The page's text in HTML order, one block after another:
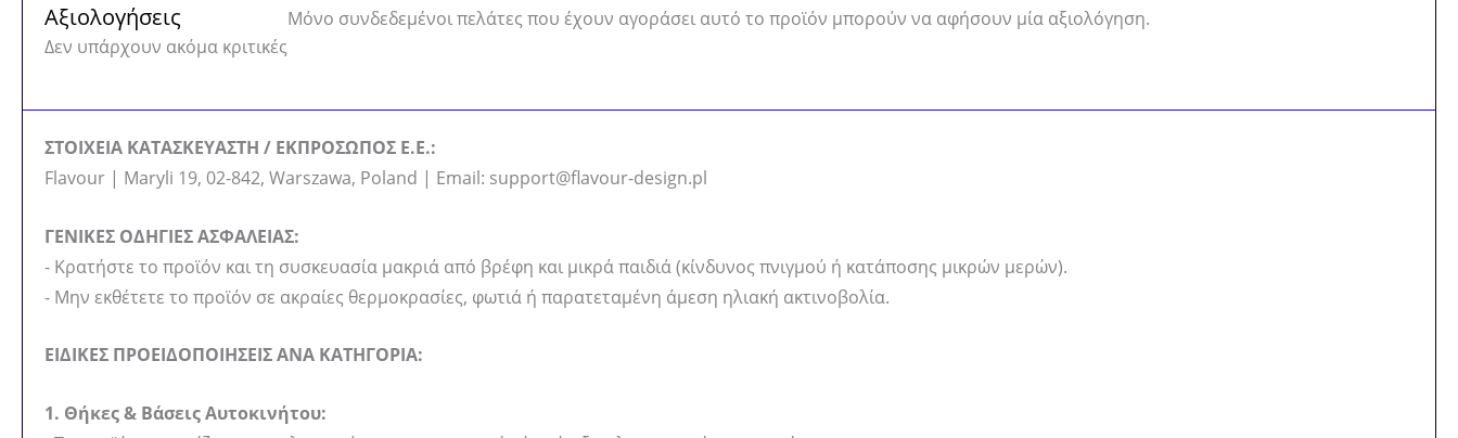
Αξιολογήσεις
Δεν υπάρχουν ακόμα κριτικές
Μόνο συνδεδεμένοι πελάτες που έχουν αγοράσει αυτό το προϊόν μπορούν να αφήσουν μία αξιολόγηση.
ΣΤΟΙΧΕΙΑ ΚΑΤΑΣΚΕΥΑΣΤΗ / ΕΚΠΡΟΣΩΠΟΣ Ε.Ε.:
Flavour | Maryli 19, 02-842, Warszawa, Poland | Email: support@flavour-design.pl
ΓΕΝΙΚΕΣ ΟΔΗΓΙΕΣ ΑΣΦΑΛΕΙΑΣ:
- Κρατήστε το προϊόν και τη συσκευασία μακριά από βρέφη και μικρά παιδιά (κίνδυνος πνιγμού ή κατάποσης μικρών μερών).
- Μην εκθέτετε το προϊόν σε ακραίες θερμοκρασίες, φωτιά ή παρατεταμένη άμεση ηλιακή ακτινοβολία.
ΕΙΔΙΚΕΣ ΠΡΟΕΙΔΟΠΟΙΗΣΕΙΣ ΑΝΑ ΚΑΤΗΓΟΡΙΑ:
1. Θήκες & Βάσεις Αυτοκινήτου: